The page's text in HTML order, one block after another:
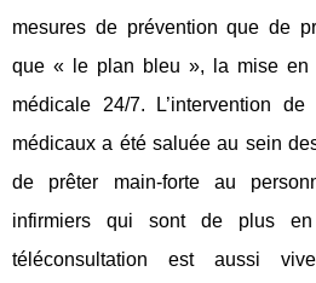
mesures de prévention que de
que « le plan bleu », la mise en
médicale 24/7. L’intervention de
médicaux a été saluée au sein
de prêter main-forte au
infirmiers qui sont de plus
téléconsultation est aussi